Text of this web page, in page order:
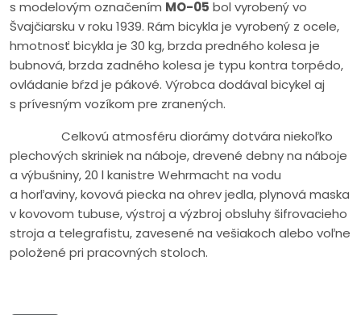
s modelovým označením MO-05 bol vyrobený vo
Švajčiarsku v roku 1939. Rám bicykla je vyrobený z ocele,
hmotnosť bicykla je 30 kg, brzda predného kolesa je
bubnová, brzda zadného kolesa je typu kontra torpédo,
ovládanie bŕzd je pákové. Výrobca dodával bicykel aj
s prívesným vozíkom pre zranených.
Celkovú atmosféru diorámy dotvára niekoľko
plechových skriniek na náboje, drevené debny na náboje
a výbušniny, 20 l kanistre Wehrmacht na vodu
a horľaviny, kovová piecka na ohrev jedla, plynová maska
v kovovom tubuse, výstroj a výzbroj obsluhy šifrovacieho
stroja a telegrafistu, zavesené na vešiakoch alebo voľne
položené pri pracovných stoloch.